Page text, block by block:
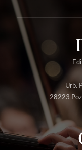
Urb.
28223